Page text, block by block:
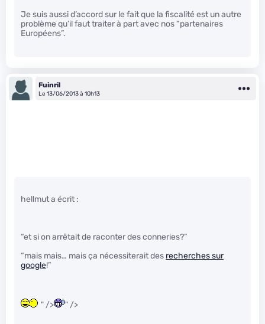
Je suis aussi d’accord sur le fait que la fiscalité est un autre
problème qu’il faut traiter à part avec nos “partenaires
Européens”.
Fuinril
Le 13/06/2013 à 10h13
hellmut a écrit :
“et si on arrêtait de raconter des conneries?”
“mais mais… mais ça nécessiterait des recherches sur
google!”
" /> " />